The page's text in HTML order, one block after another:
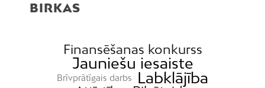
BIRKAS
Finansēšanas konkurss
Jauniešu iesaiste
Brīvprātīgais darbs Labklājība